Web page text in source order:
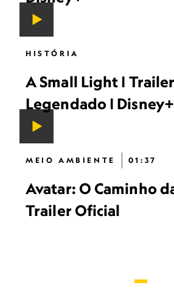
HISTÓRIA
A Small Light |
Legendado | Disney+
MEIO AMBIENTE 01:37
Avatar: O Caminho
Trailer Oficial